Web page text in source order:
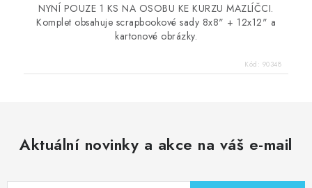
NYNÍ POUZE 1 KS NA OSOBU KE KURZU MAZLÍČCI.
Komplet obsahuje scrapbookové sady 8x8" + 12x12" a
kartonové obrázky.
Kód: 90348
Aktuální novinky a akce na váš e-mail